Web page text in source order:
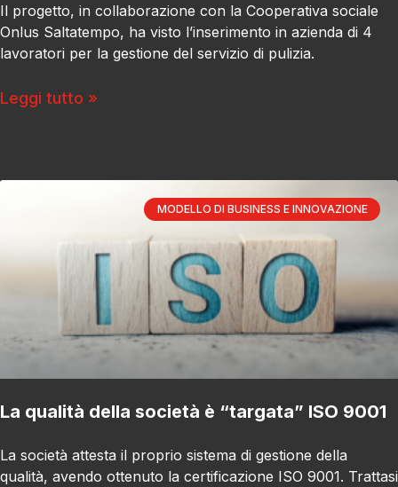
Il progetto, in collaborazione con la Cooperativa sociale
Onlus Saltatempo, ha visto l’inserimento in azienda di 4
lavoratori per la gestione del servizio di pulizia.
Leggi tutto »
MODELLO DI BUSINESS E INNOVAZIONE
La qualità della società è “targata” ISO 9001
La società attesta il proprio sistema di gestione della
qualità, avendo ottenuto la certificazione ISO 9001. Trattasi